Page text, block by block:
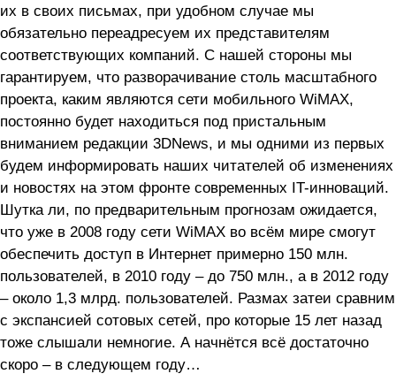
их в своих письмах, при удобном случае мы
обязательно переадресуем их представителям
соответствующих компаний. С нашей стороны мы
гарантируем, что разворачивание столь масштабного
проекта, каким являются сети мобильного WiMAX,
постоянно будет находиться под пристальным
вниманием редакции 3DNews, и мы одними из первых
будем информировать наших читателей об изменениях
и новостях на этом фронте современных IT-инноваций.
Шутка ли, по предварительным прогнозам ожидается,
что уже в 2008 году сети WiMAX во всём мире смогут
обеспечить доступ в Интернет примерно 150 млн.
пользователей, в 2010 году – до 750 млн., а в 2012 году
– около 1,3 млрд. пользователей. Размах затеи сравним
с экспансией сотовых сетей, про которые 15 лет назад
тоже слышали немногие. А начнётся всё достаточно
скоро – в следующем году…